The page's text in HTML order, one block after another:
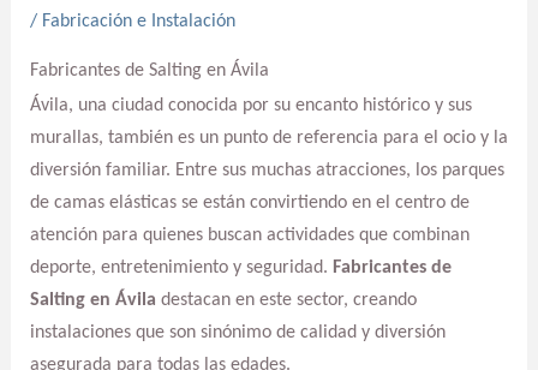
/ Fabricación e Instalación
Fabricantes de Salting en Ávila
Ávila, una ciudad conocida por su encanto histórico y sus
murallas, también es un punto de referencia para el ocio y la
diversión familiar. Entre sus muchas atracciones, los parques
de camas elásticas se están convirtiendo en el centro de
atención para quienes buscan actividades que combinan
deporte, entretenimiento y seguridad. Fabricantes de
Salting en Ávila destacan en este sector, creando
instalaciones que son sinónimo de calidad y diversión
asegurada para todas las edades.